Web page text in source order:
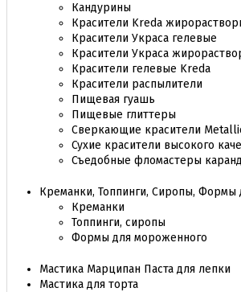
Кандурины
Красители Kreda
Красители Украса гелевые
Красители Украса
Красители гелевые Kreda
Красители распылители
Пищевая гуашь
Пищевые глиттеры
Сверкающие красители
Сухие красители высокого
Съедобные фломастеры
Креманки, Топпинги, Сиропы, Формы
Креманки
Топпинги, сиропы
Формы для мороженного
Мастика Марципан Паста для лепки
Мастика для торта